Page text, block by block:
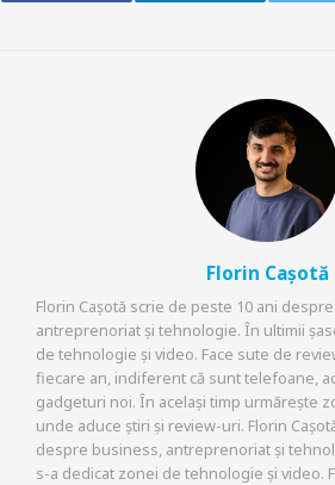
Florin Cașotă
Florin Cașotă scrie de peste 10 ani
antreprenoriat și tehnologie. În ultimii
de tehnologie și video. Face sute de
fiecare an, indiferent că sunt telefoane,
gadgeturi noi. În același timp urmărește
unde aduce știri și review-uri. Florin
despre business, antreprenoriat și
s-a dedicat zonei de tehnologie și video.